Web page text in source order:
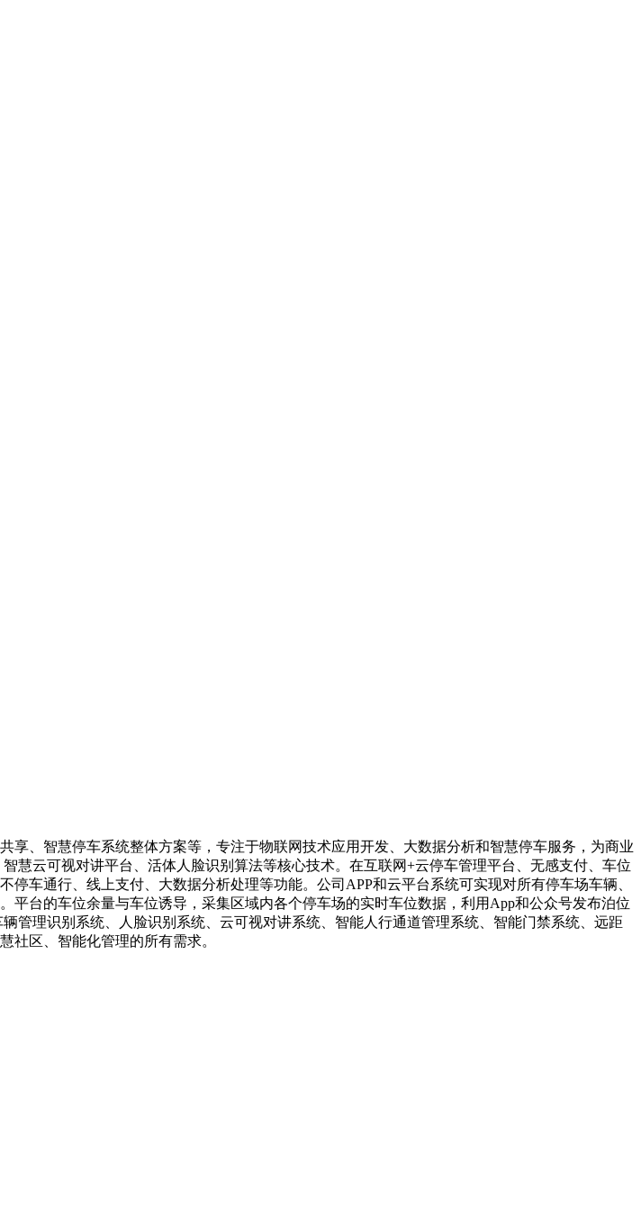
、智慧停车系统整体方案等，专注于物联网技术应用开发、大数据分析和智慧停车服务，为商业
慧云可视对讲平台、活体人脸识别算法等核心技术。在互联网+云停车管理平台、无感支付、车位
车通行、线上支付、大数据分析处理等功能。公司APP和云平台系统可实现对所有停车场车辆、
台的车位余量与车位诱导，采集区域内各个停车场的实时车位数据，利用App和公众号发布泊位
管理识别系统、人脸识别系统、云可视对讲系统、智能人行通道管理系统、智能门禁系统、远距
社区、智能化管理的所有需求。